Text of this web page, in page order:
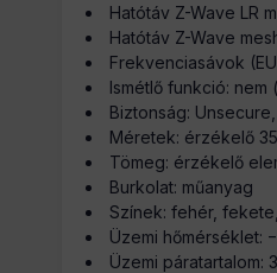
Hatótáv Z-Wave LR
Hatótáv Z-Wave
Frekvenciasávok
Ismétlő funkció:
Biztonság:
Méretek: érzékelő
Tömeg: érzékelő
Burkolat: műanyag
Színek: fehér,
Üzemi hőmérséklet:
Üzemi páratartalom: